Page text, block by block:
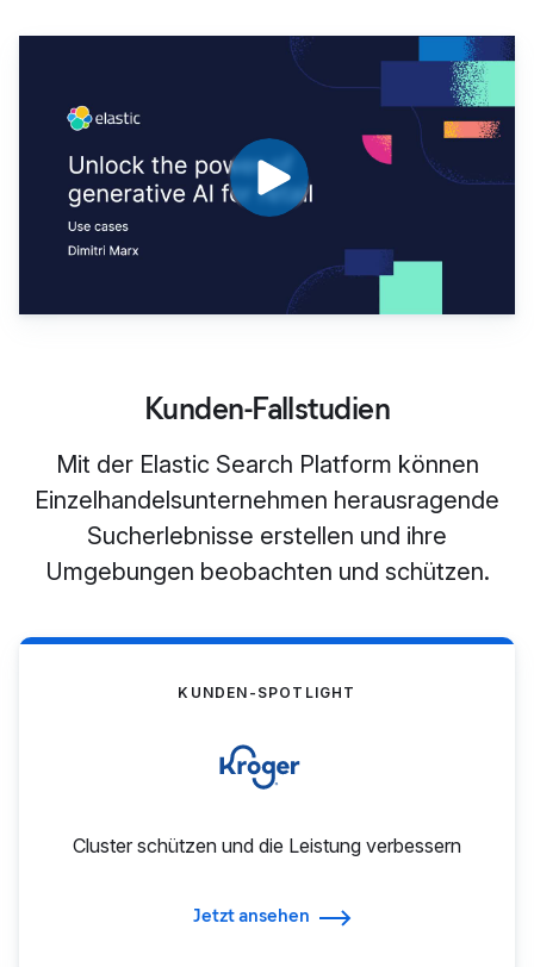
Kunden-Fallstudien
Mit der Elastic Search Platform können
Einzelhandelsunternehmen herausragende
Sucherlebnisse erstellen und ihre
Umgebungen beobachten und schützen.
KUNDEN-SPOTLIGHT
Cluster schützen und die Leistung verbessern
Jetzt ansehen